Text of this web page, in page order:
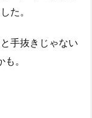
た。
手抜きじゃない
。